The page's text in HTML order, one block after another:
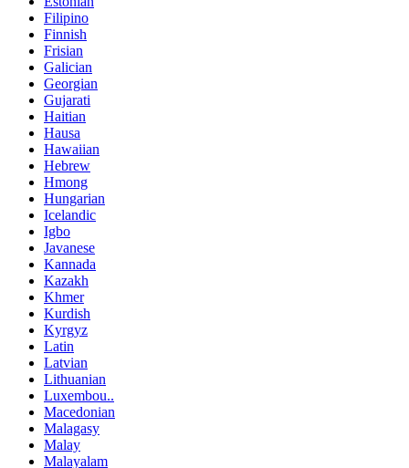
Filipino
Finnish
Frisian
Galician
Georgian
Gujarati
Haitian
Hausa
Hawaiian
Hebrew
Hmong
Hungarian
Icelandic
Igbo
Javanese
Kannada
Kazakh
Khmer
Kurdish
Kyrgyz
Latin
Latvian
Lithuanian
Luxembou..
Macedonian
Malagasy
Malay
Malayalam